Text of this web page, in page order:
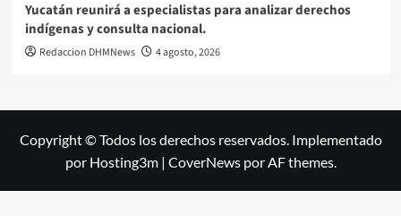
Yucatán reunirá a especialistas para analizar derechos
indígenas y consulta nacional.
Redaccion DHMNews 4 agosto, 2026
Copyright © Todos los derechos reservados. Implementado
por Hosting3m | CoverNewspor AF themes.